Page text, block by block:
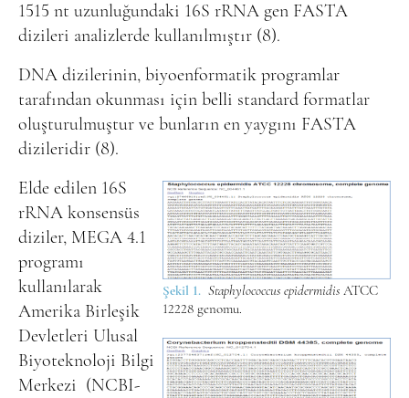
1515 nt uzunluğundaki 16S rRNA gen FASTA
dizileri analizlerde kullanılmıştır (8).
DNA dizilerinin, biyoenformatik programlar
tarafından okunması için belli standard formatlar
oluşturulmuştur ve bunların en yaygını FASTA
dizileridir (8).
Şekil 1. Staphylococcus epidermidis ATCC
12228 genomu.
Elde edilen 16S
rRNA konsensüs
diziler, MEGA 4.1
programı
kullanılarak
Amerika Birleşik
Devletleri Ulusal
Biyoteknoloji Bilgi
Merkezi (NCBI-